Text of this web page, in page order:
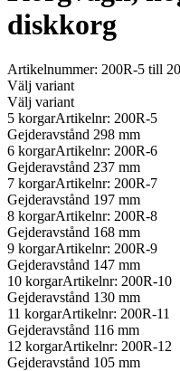
diskkorg
Artikelnummer: 200R-5 till
Välj variant
Välj variant
5 korgarArtikelnr: 200R-5
Gejderavstånd 298 mm
6 korgarArtikelnr: 200R-6
Gejderavstånd 237 mm
7 korgarArtikelnr: 200R-7
Gejderavstånd 197 mm
8 korgarArtikelnr: 200R-8
Gejderavstånd 168 mm
9 korgarArtikelnr: 200R-9
Gejderavstånd 147 mm
10 korgarArtikelnr: 200R-10
Gejderavstånd 130 mm
11 korgarArtikelnr: 200R-11
Gejderavstånd 116 mm
12 korgarArtikelnr: 200R-12
Gejderavstånd 105 mm